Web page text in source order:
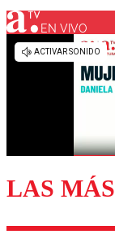
Los
EN VIVO
LAS